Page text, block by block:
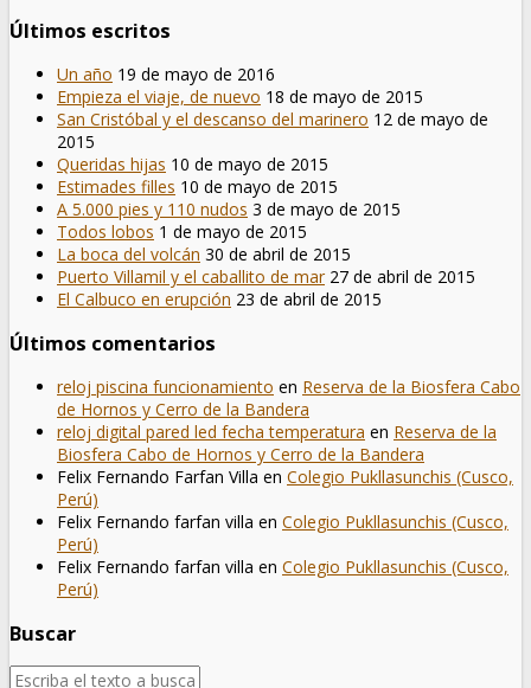
Últimos escritos
Un año 19 de mayo de 2016
Empieza el viaje, de nuevo 18 de mayo de 2015
San Cristóbal y el descanso del marinero 12 de mayo de
2015
Queridas hijas 10 de mayo de 2015
Estimades filles 10 de mayo de 2015
A 5.000 pies y 110 nudos 3 de mayo de 2015
Todos lobos 1 de mayo de 2015
La boca del volcán 30 de abril de 2015
Puerto Villamil y el caballito de mar 27 de abril de 2015
El Calbuco en erupción 23 de abril de 2015
Últimos comentarios
reloj piscina funcionamiento en Reserva de la Biosfera Cabo
de Hornos y Cerro de la Bandera
reloj digital pared led fecha temperatura en Reserva de la
Biosfera Cabo de Hornos y Cerro de la Bandera
Felix Fernando Farfan Villa en Colegio Pukllasunchis (Cusco,
Perú)
Felix Fernando farfan villa en Colegio Pukllasunchis (Cusco,
Perú)
Felix Fernando farfan villa en Colegio Pukllasunchis (Cusco,
Perú)
Buscar